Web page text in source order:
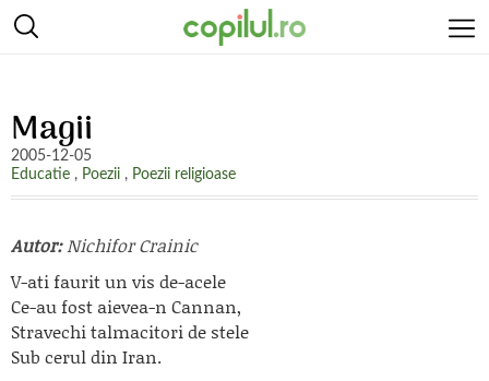
Magii
2005-12-05
Educatie , Poezii , Poezii religioase
Autor:Nichifor Crainic
V-ati faurit un vis de-acele
Ce-au fost aievea-n Cannan,
Stravechi talmacitori de stele
Sub cerul din Iran.